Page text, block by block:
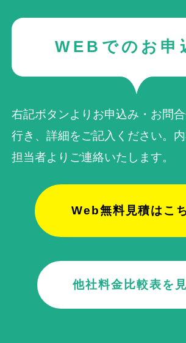
WEBでのお申
右記ボタンよりお申込み・お問
行き、詳細をご記入ください。内
担当者よりご連絡いたします。
Web無料見積はこ
他社料金比較表を